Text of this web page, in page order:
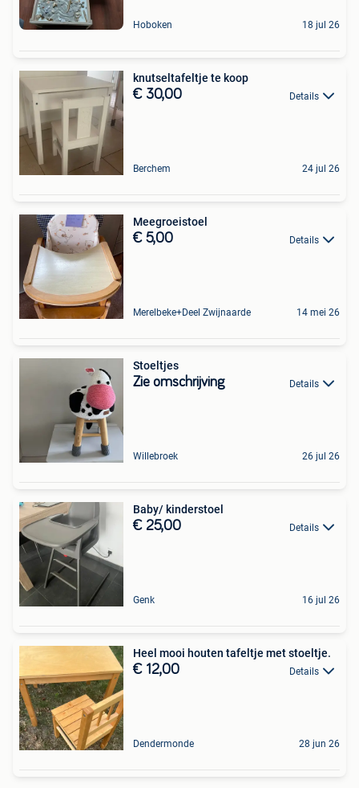
Hoboken 18 jul 26
knutseltafeltje te koop
€ 30,00 Details
Berchem 24 jul 26
Meegroeistoel
€ 5,00 Details
Merelbeke+Deel Zwijnaarde 14 mei 26
Stoeltjes
Zie omschrijving Details
Willebroek 26 jul 26
Baby/ kinderstoel
€ 25,00 Details
Genk 16 jul 26
Heel mooi houten tafeltje met stoeltje.
€ 12,00 Details
Dendermonde 28 jun 26